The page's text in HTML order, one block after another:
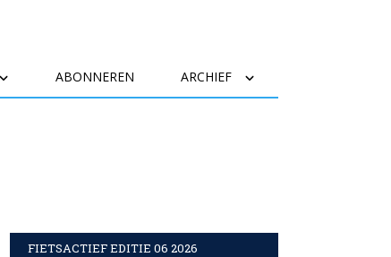
ABONNEREN ARCHIEF
FIETSACTIEF EDITIE 06 2026